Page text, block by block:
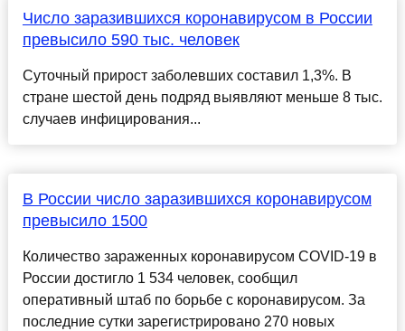
Число заразившихся коронавирусом в России
превысило 590 тыс. человек
Суточный прирост заболевших составил 1,3%. В
стране шестой день подряд выявляют меньше 8 тыс.
случаев инфицирования...
В России число заразившихся коронавирусом
превысило 1500
Количество зараженных коронавирусом COVID-19 в
России достигло 1 534 человек, сообщил
оперативный штаб по борьбе с коронавирусом. За
последние сутки зарегистрировано 270 новых